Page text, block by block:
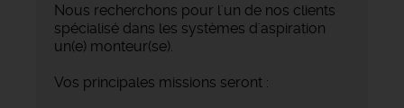
Nous recherchons pour l'un de nos clients
spécialisé dans les systèmes d'aspiration
un(e) monteur(se).
Vos principales missions seront :